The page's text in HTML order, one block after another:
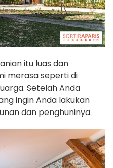
itu luas dan
merasa seperti di
Setelah Anda
ingin Anda lakukan
dan penghuninya.